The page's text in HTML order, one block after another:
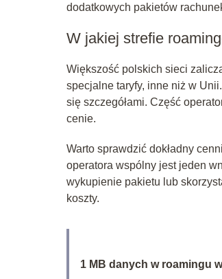
dodatkowych pakietów
W jakiej strefie
Większość polskich sieci
specjalne taryfy, inne niż w
się szczegółami. Część
cenie.
Warto sprawdzić dokładny
operatora wspólny jest jeden
wykupienie pakietu lub
koszty.
1 MB danych w roamingu